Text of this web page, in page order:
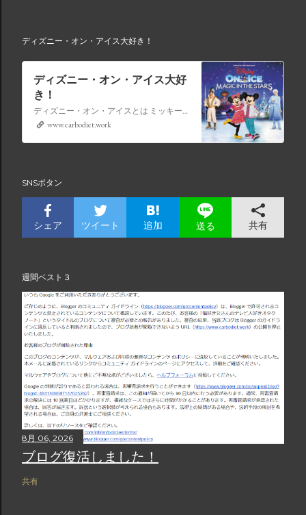
ディズニー・オン・アイス大好き！
ディズニー・オン・アイス大好
き！
ディズニー・オン・アイスとは ミッキーマウスやミニーマウスをはじめ、たくさんのディズニーキャラクターが登場し、世代を超えて愛され続けている、氷の上のミュージカルショーです。
www.carbodiet.work
SNSボタン
シェア ツイート 追加 送る 共有
週間ベスト３
8月 06, 2026
ブログ復活しました！
共有